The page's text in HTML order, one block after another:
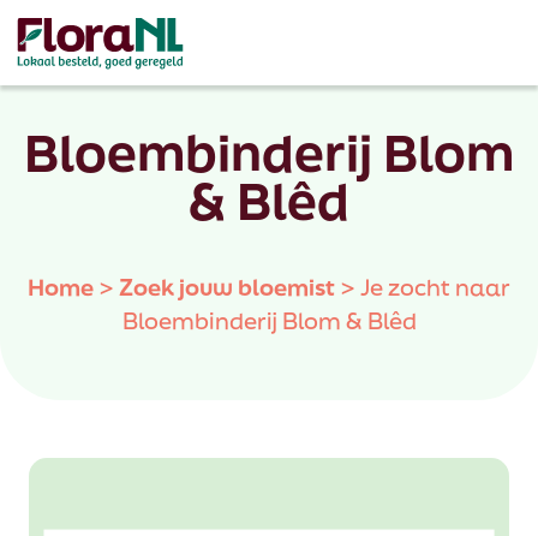
Bloembinderij Blom
& Blêd
Home>Zoek jouw bloemist>Je zocht naar
Bloembinderij Blom & Blêd